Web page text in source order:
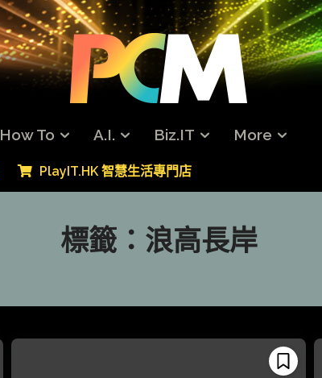
How To A.I. Biz.IT More
PlayIT.HK 智慧生活專門店
標籤： 浪高長岸